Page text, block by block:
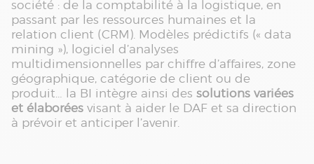
société : de la comptabilité à la logistique, en
passant par les ressources humaines et la
relation client (CRM). Modèles prédictifs (« data
mining »), logiciel d’analyses
multidimensionnelles par chiffre d’affaires, zone
géographique, catégorie de client ou de
produit… la BI intègre ainsi des solutions variées
et élaborées visant à aider le DAF et sa direction
à prévoir et anticiper l’avenir.